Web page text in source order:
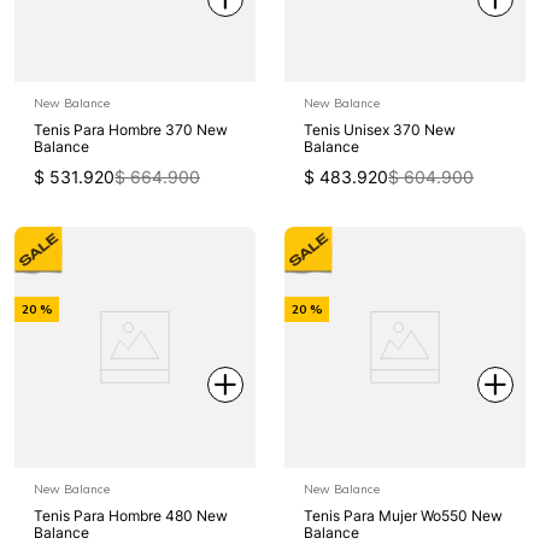
New Balance
Tenis Para Hombre 370 New
Balance
$ 531.920$ 664.900
New Balance
Tenis Unisex 370 New
Balance
$ 483.920$ 604.900
-
20 %
New Balance
Tenis Para Hombre 480 New
Balance
-
20 %
New Balance
Tenis Para Mujer Wo550 New
Balance